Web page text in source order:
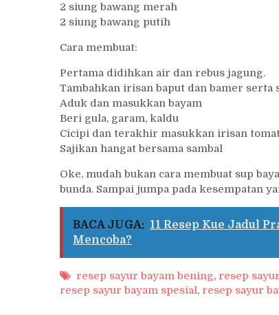
2 siung bawang merah
2 siung bawang putih
Cara membuat:
Pertama didihkan air dan rebus jagung.
Tambahkan irisan baput dan bamer serta
Aduk dan masukkan bayam
Beri gula, garam, kaldu
Cicipi dan terakhir masukkan irisan
Sajikan hangat bersama sambal
Oke, mudah bukan cara membuat sup
bunda. Sampai jumpa pada kesempatan
BACA JUGA: 11 Resep Kue Jadul
Mencoba?
resep sayur bayam bening, resep
resep sayur bayam spesial, resep sayur